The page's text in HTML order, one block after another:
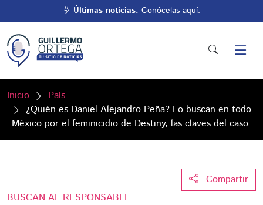
Últimas noticias. Conócelas aquí.
Inicio
País
¿Quién es Daniel Alejandro Peña? Lo buscan en todo
México por el feminicidio de Destiny, las claves del caso
Compartir
BUSCAN AL RESPONSABLE